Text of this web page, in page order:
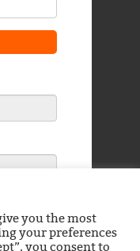
os direitos
you the most
your preferences
you consent to